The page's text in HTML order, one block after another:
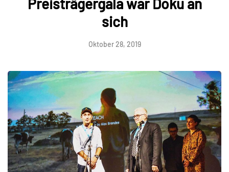
Preisträgergala war Doku an
sich
Oktober 28, 2019